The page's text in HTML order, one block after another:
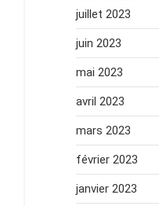
juillet 2023
juin 2023
mai 2023
avril 2023
mars 2023
février 2023
janvier 2023